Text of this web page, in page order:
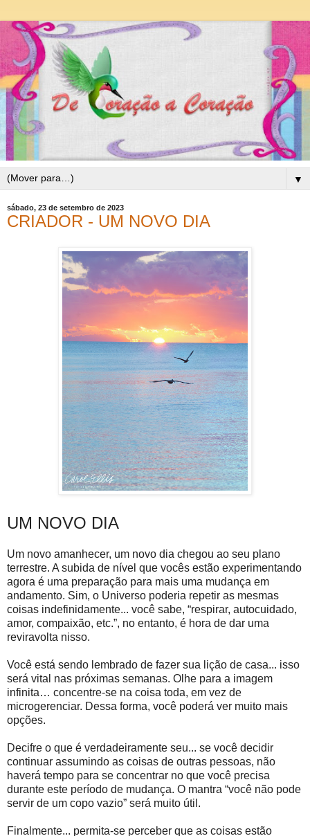
▼
sábado, 23 de setembro de 2023
CRIADOR - UM NOVO DIA
UM NOVO DIA
Um novo amanhecer, um novo dia chegou ao seu plano
terrestre. A subida de nível que vocês estão experimentando
agora é uma preparação para mais uma mudança em
andamento. Sim, o Universo poderia repetir as mesmas
coisas indefinidamente... você sabe, “respirar, autocuidado,
amor, compaixão, etc.”, no entanto, é hora de dar uma
reviravolta nisso.
Você está sendo lembrado de fazer sua lição de casa... isso
será vital nas próximas semanas. Olhe para a imagem
infinita… concentre-se na coisa toda, em vez de
microgerenciar. Dessa forma, você poderá ver muito mais
opções.
Decifre o que é verdadeiramente seu... se você decidir
continuar assumindo as coisas de outras pessoas, não
haverá tempo para se concentrar no que você precisa
durante este período de mudança. O mantra “você não pode
servir de um copo vazio” será muito útil.
Finalmente... permita-se perceber que as coisas estão